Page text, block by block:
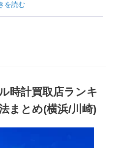
を読む
時計買取店ランキ
まとめ(横浜/川崎)